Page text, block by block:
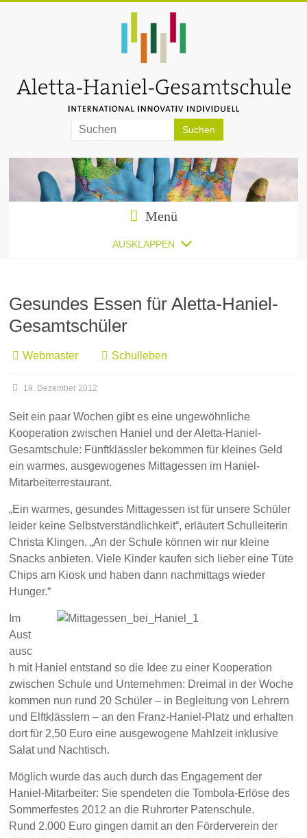
Aletta-
Haniel-
Gesamtschule
Menü
AUSKLAPPEN
Gesundes Essen für Aletta-Haniel-
Gesamtschüler
Webmaster Schulleben
19. Dezember 2012
Seit ein paar Wochen gibt es eine ungewöhnliche
Kooperation zwischen Haniel und der Aletta-Haniel-
Gesamtschule: Fünftklässler bekommen für kleines Geld
ein warmes, ausgewogenes Mittagessen im Haniel-
Mitarbeiterrestaurant.
„Ein warmes, gesundes Mittagessen ist für unsere Schüler
leider keine Selbstverständlichkeit“, erläutert Schulleiterin
Christa Klingen. „An der Schule können wir nur kleine
Snacks anbieten. Viele Kinder kaufen sich lieber eine Tüte
Chips am Kiosk und haben dann nachmittags wieder
Hunger.“
Im
Aust
ausc
h mit Haniel entstand so die Idee zu einer Kooperation
zwischen Schule und Unternehmen: Dreimal in der Woche
kommen nun rund 20 Schüler – in Begleitung von Lehrern
und Elftklässlern – an den Franz-Haniel-Platz und erhalten
dort für 2,50 Euro eine ausgewogene Mahlzeit inklusive
Salat und Nachtisch.
Möglich wurde das auch durch das Engagement der
Haniel-Mitarbeiter: Sie spendeten die Tombola-Erlöse des
Sommerfestes 2012 an die Ruhrorter Patenschule.
Rund 2.000 Euro gingen damit an den Förderverein der